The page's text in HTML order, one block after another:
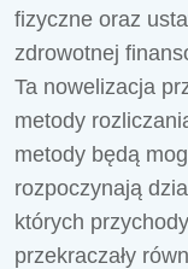
fizyczne oraz
zdrowotnej
Ta nowelizacja
metody
metody będą
rozpoczynają
których
przekraczały